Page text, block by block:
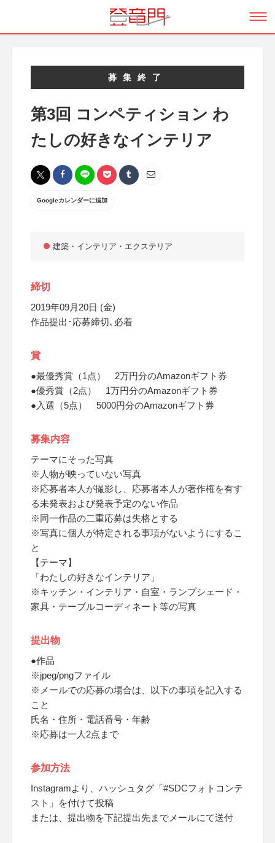
募集終了
第3回 コンペティション わ
たしの好きなインテリア
Googleカレンダーに追加
建築・インテリア・エクステリア
締切
2019年09月20日 (金)
作品提出･応募締切､必着
賞
●最優秀賞（1点） 2万円分のAmazonギフト券
●優秀賞（2点） 1万円分のAmazonギフト券
●入選（5点） 5000円分のAmazonギフト券
募集内容
テーマにそった写真
※人物が映っていない写真
※応募者本人が撮影し、応募者本人が著作権を有す
る未発表および発表予定のない作品
※同一作品の二重応募は失格とする
※写真に個人が特定される事項がないようにするこ
と
【テーマ】
「わたしの好きなインテリア」
※キッチン・インテリア・自室・ランプシェード・
家具・テーブルコーディネート等の写真
提出物
●作品
※jpeg/pngファイル
※メールでの応募の場合は、以下の事項を記入する
こと
氏名・住所・電話番号・年齢
※応募は一人2点まで
参加方法
Instagramより、ハッシュタグ「#SDCフォトコンテ
スト」を付けて投稿
または、提出物を下記提出先までメールにて送付